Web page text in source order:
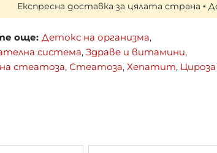
доставка за цялата страна ▪
още: Детокс на организма,
система, Здраве и витамини,
стеатоза, Стеатоза, Хепатит, Цироза